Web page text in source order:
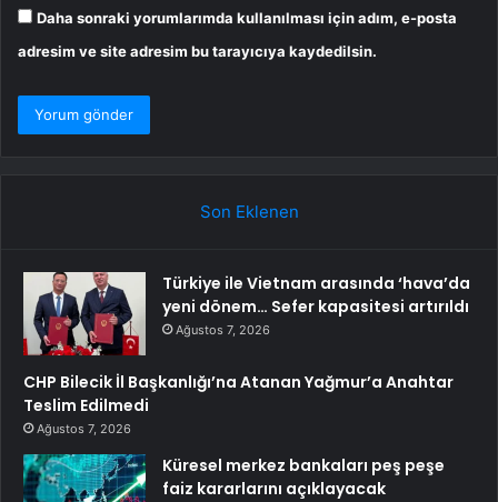
Daha sonraki yorumlarımda kullanılması için adım, e-posta
adresim ve site adresim bu tarayıcıya kaydedilsin.
Son Eklenen
Türkiye ile Vietnam arasında ‘hava’da
yeni dönem… Sefer kapasitesi artırıldı
Ağustos 7, 2026
CHP Bilecik İl Başkanlığı’na Atanan Yağmur’a Anahtar
Teslim Edilmedi
Ağustos 7, 2026
Küresel merkez bankaları peş peşe
faiz kararlarını açıklayacak